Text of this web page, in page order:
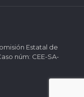
Estatal de
núm: CEE-SA-